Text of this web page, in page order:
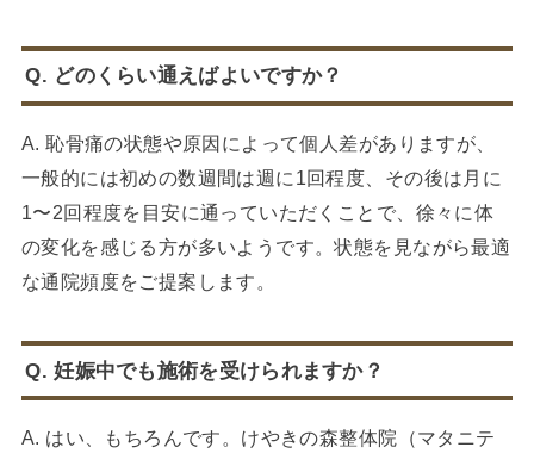
Q. どのくらい通えばよいですか？
A. 恥骨痛の状態や原因によって個人差がありますが、
一般的には初めの数週間は週に1回程度、その後は月に
1〜2回程度を目安に通っていただくことで、徐々に体
の変化を感じる方が多いようです。状態を見ながら最適
な通院頻度をご提案します。
Q. 妊娠中でも施術を受けられますか？
A. はい、もちろんです。けやきの森整体院（マタニテ